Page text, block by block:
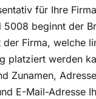
Mails nach DIN
der
ist im
Aber auch hier
für Ihre
5008 beginnt der
der Firma, welche
platziert werden
Zunamen,
E-Mail-Adresse